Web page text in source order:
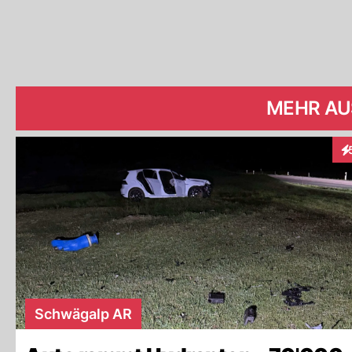
MEHR
Schwägalp AR